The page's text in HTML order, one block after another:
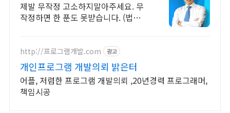
전액승소(3억7천) 사례보유
제발 무작정 고소하지말아주세요. 무
작정하면 한 푼도 못받습니다. (법무법
http://프로그램개발.com 광고
개인프로그램 개발의뢰 밝은터
어플, 저렴한 프로그램 개발의뢰 ,20년경력 프로그래머,
책임시공